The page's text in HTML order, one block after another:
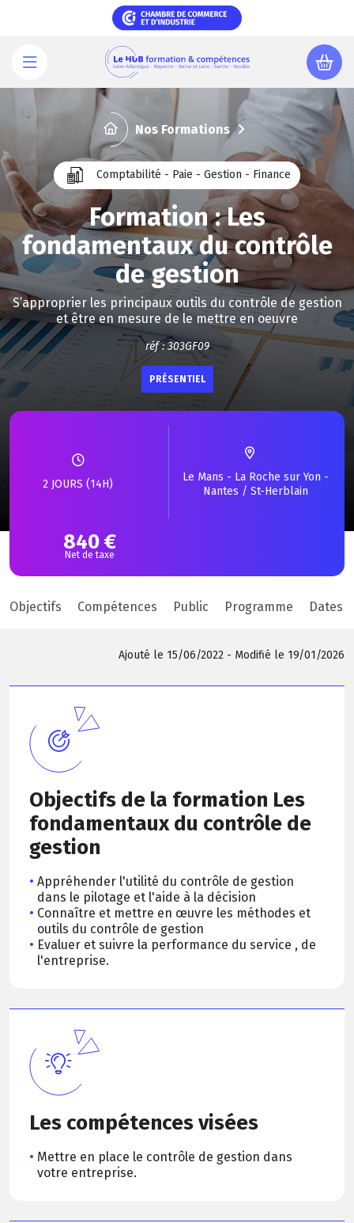
principal
Nos Formations
Comptabilité - Paie - Gestion - Finance
Formation : Les
fondamentaux du contrôle
de gestion
S’approprier les principaux outils du contrôle de gestion
et être en mesure de le mettre en oeuvre
réf : 303GF09
PRÉSENTIEL
2 JOURS (14H)
Le Mans - La Roche sur Yon -
Nantes / St-Herblain
840 €
Net de taxe
Objectifs Compétences Public Programme Dates
Ajouté le 15/06/2022 - Modifié le 19/01/2026
Objectifs de la formation Les
fondamentaux du contrôle de
gestion
Appréhender l'utilité du contrôle de gestion
dans le pilotage et l'aide à la décision
Connaître et mettre en œuvre les méthodes et
outils du contrôle de gestion
Evaluer et suivre la performance du service , de
l'entreprise.
Les compétences visées
Mettre en place le contrôle de gestion dans
votre entreprise.